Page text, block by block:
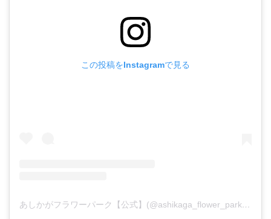
この投稿をInstagramで見る
あしかがフラワーパーク【公式】(@ashikaga_flower_park)がシェアした投稿